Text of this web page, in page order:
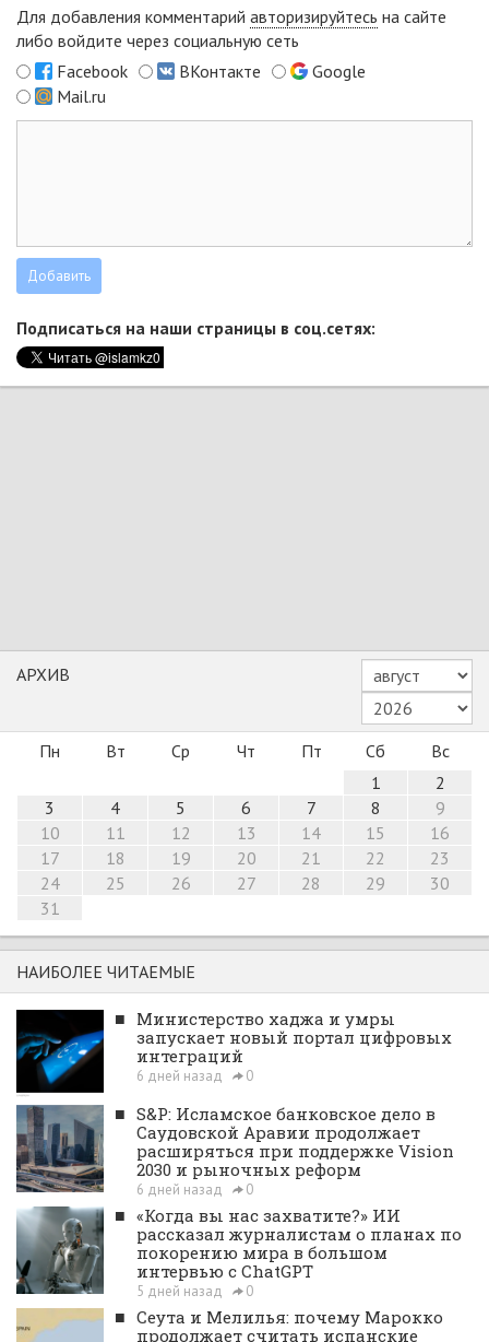
Для добавления комментарий авторизируйтесь на сайте
либо войдите через социальную сеть
Facebook
ВКонтакте
Google
Mail.ru
Подписаться на наши страницы в соц.сетях:
АРХИВ
Пн Вт Ср Чт Пт Сб
Вс
1
2
3
4 5 6 7 8
9
10
11 12 13 14 15
16
17
18 19 20 21 22
23
24
25 26 27 28 29
30
31
НАИБОЛЕЕ ЧИТАЕМЫЕ
■ Министерство хаджа и умры
запускает новый портал цифровых
интеграций
6 дней назад 0
■ S&P: Исламское банковское дело в
Саудовской Аравии продолжает
расширяться при поддержке Vision
2030 и рыночных реформ
6 дней назад 0
■ «Когда вы нас захватите?» ИИ
рассказал журналистам о планах по
покорению мира в большом
интервью с ChatGPT
5 дней назад 0
■ Сеута и Мелилья: почему Марокко
продолжает считать испанские